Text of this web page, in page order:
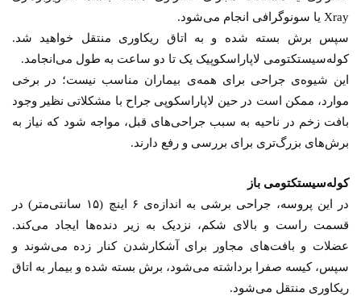
Xray یا سونوگرافی انجام می‌شود.
سپس برش بسته شده و به اتاق ریکاوری منتقل خواهید شد.
کوله‌سیستکتومی لاپاراسکوپیک یک تا دو ساعت به طول می‌انجامد.
این شیوه‌ی جراحی برای همه‌ی بیماران مناسب نیست؛ در برخی
موارد، ممکن است در حین لاپاراسکوپی جراح با مشکلاتی نظیر وجود
بافت زخم در ناحیه به سبب جراحی‌های قبل، مواجه شود که نیاز به
برش‌های بزرگ‌تری برای بررسی و رفع دارند.
کوله‌سیستکتومی باز
در این پروسه، جراحی برشی به اندازه‌ی ۶ اینچ (۱۵ سانتی‌متر) در
قسمت راست و بالای شکم، نزدیک به زیر دنده‌ها ایجاد می‌کند.
عضلات و بافت‌های مجاور برای آشکارشدن کنار زده می‌شوند و
سپس، کیسه صفرا برداشته می‌شود، برش بسته شده و بیمار به اتاق
ریکاوری منتقل می‌شود.